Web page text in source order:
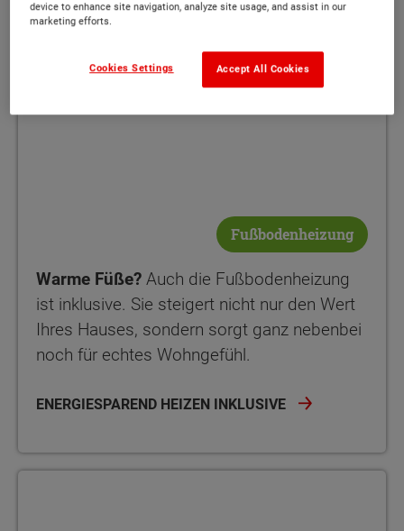
Fußbodenheizung
Warme Füße? Auch die Fußbodenheizung
ist inklusive. Sie steigert nicht nur den Wert
Ihres Hauses, sondern sorgt ganz nebenbei
noch für echtes Wohngefühl.
ENERGIESPAREND HEIZEN INKLUSIVE
device to enhance site navigation, analyze site usage, and assist in our
marketing efforts.
Accept All Cookies
Cookies Settings